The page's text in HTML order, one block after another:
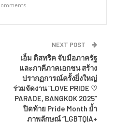
NEXT POST
เอ็ม ดิสทริค จับมือภาครัฐ
และภาคีภาคเอกชน สร้าง
ปรากฏการณ์ครั้งยิ่งใหญ่
ร่วมจัดงาน “LOVE PRIDE ♡
PARADE, BANGKOK 2025”
ปิดท้าย Pride Month ย้ำ
ภาพลักษณ์ “LGBTQIA+